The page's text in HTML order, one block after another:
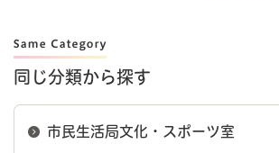
同じ分類から探す
市民生活局文化・スポーツ室